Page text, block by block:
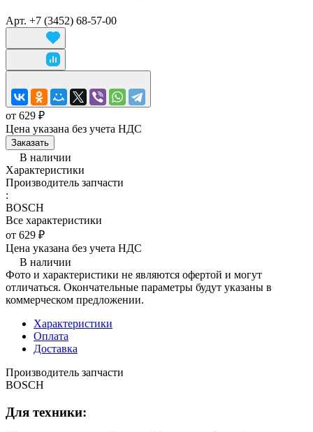
Арт. +7 (3452) 68-57-00
от 629 ₽
Цена указана без учета НДС
Заказать
В наличии
Характеристики
Производитель запчасти
:
BOSCH
Все характеристики
от 629 ₽
Цена указана без учета НДС
В наличии
Фото и характеристики не являются офертой и могут
отличаться. Окончательные параметры будут указаны в
коммерческом предложении.
Характеристики
Оплата
Доставка
Производитель запчасти
BOSCH
Для техники: